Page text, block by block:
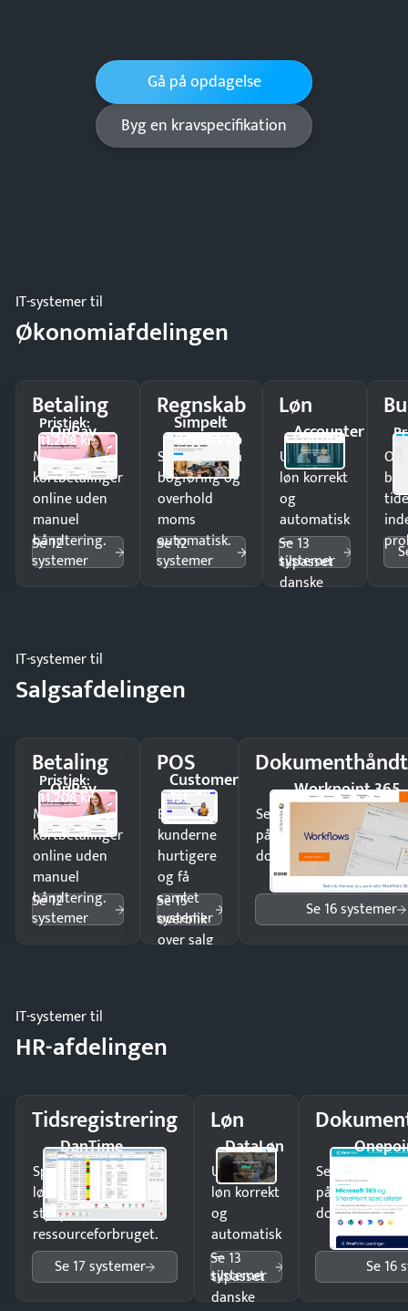
Gå på opdagelse
Byg en kravspecifikation
IT-systemer til
Økonomiafdelingen
Betaling
OnPay
Pristjek:
11.208 kr
Modtag
kortbetalinger
online uden
manuel
håndtering.
Se 12
systemer
Regnskab
Simpelt
Regnskab
Spar timer på
bogføring og
overhold
moms
automatisk.
Se 12
systemer
Løn
Accounter
Udbetal
løn korrekt
og
automatisk
—
tilpasset
danske
Se 13
systemer
IT-systemer til
Salgsafdelingen
Betaling
OnPay
Pristjek:
11.208 kr
Modtag
kortbetalinger
online uden
manuel
håndtering.
Se 12
systemer
POS
Customer
1st
Ekspedér
kunderne
hurtigere
og få
samlet
overblik
over salg
Se 15
systemer
Workpoint 365
Send kontrakter til
på minutter og mist
dokumenter.
Se 16 systemer
IT-systemer til
HR-afdelingen
Tidsregistrering
DanTime
Spar tid på
lønberegning og få
styr på
ressourceforbruget.
Se 17 systemer
Løn
DataLøn
Udbetal
løn korrekt
og
automatisk
—
tilpasset
danske
Se 13
systemer
Send
på minutter
dokumenter.
Se 16